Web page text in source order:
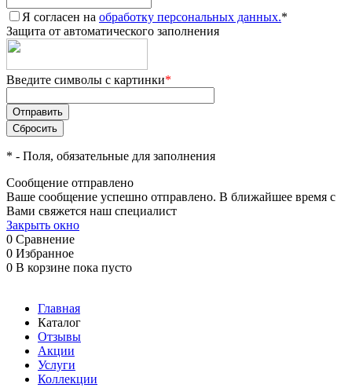
Я согласен на обработку персональных данных.*
Защита от автоматического заполнения
Введите символы с картинки*
* - Поля, обязательные для заполнения
Сообщение отправлено
Ваше сообщение успешно отправлено. В ближайшее время с
Вами свяжется наш специалист
Закрыть окно
0 Сравнение
0 Избранное
0 В корзине пока пусто
Главная
Каталог
Отзывы
Акции
Услуги
Коллекции